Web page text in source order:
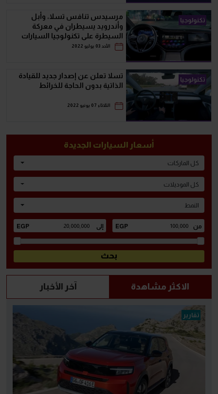
تكنولوجيا
مرسيدس تنافس تسلا، وأبل
وأندرويد يسيطران في معركة
السيطرة على تكنولوجيا السيارات
الأحد 03 يوليو 2022
تكنولوجيا
تسلا تعلن عن إصدار جديد للقيادة
الذاتية بدون الحاجة للخرائط
الثلاثاء 07 يونيو 2022
أسعار السيارات الجديدة
كل الماركات
كل الموديلات
النمط
الاكثر مشاهدة آخر الأخبار
تقارير